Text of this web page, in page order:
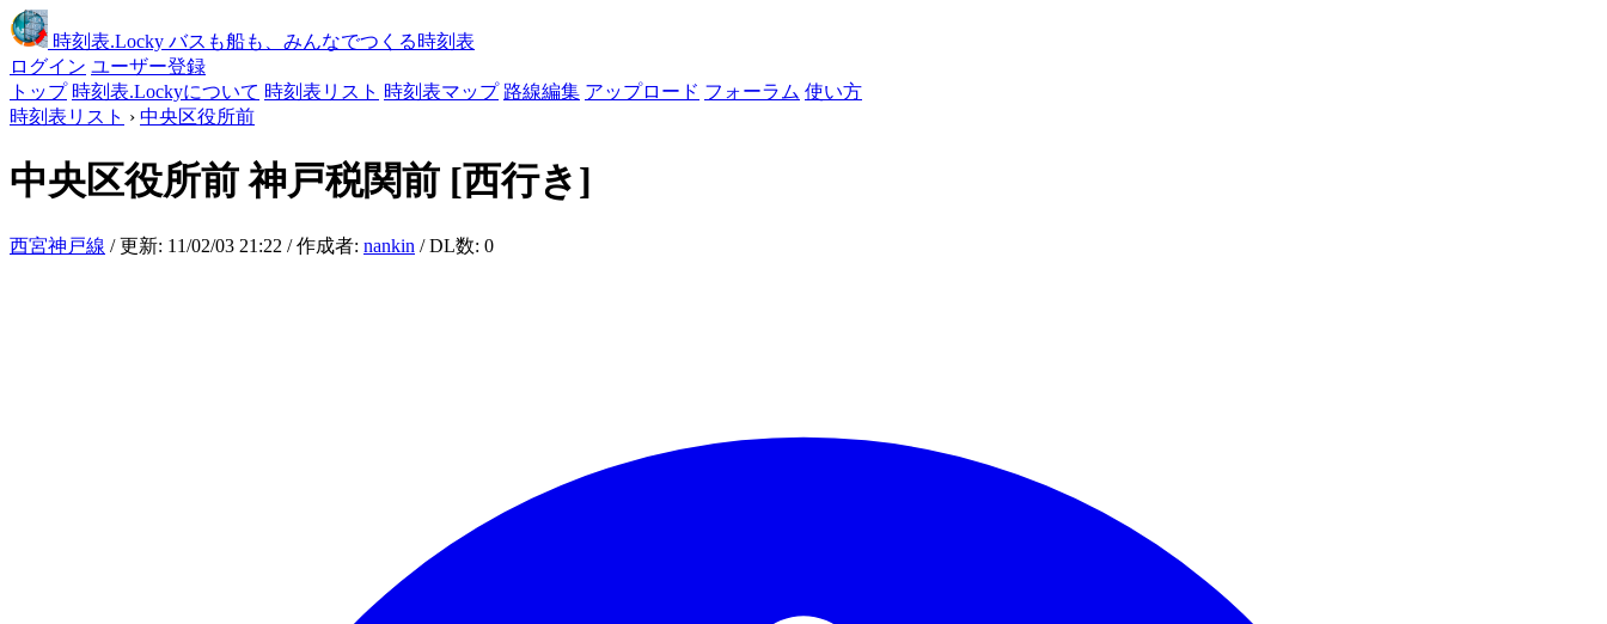
時刻表.Locky バスも船も、みんなでつくる時刻表
ログイン ユーザー登録
トップ 時刻表.Lockyについて 時刻表リスト 時刻表マップ 路線編集 アップロード フォーラム 使い方
時刻表リスト › 中央区役所前
中央区役所前神戸税関前 [西行き]
西宮神戸線 / 更新: 11/02/03 21:22 / 作成者: nankin / DL数: 0